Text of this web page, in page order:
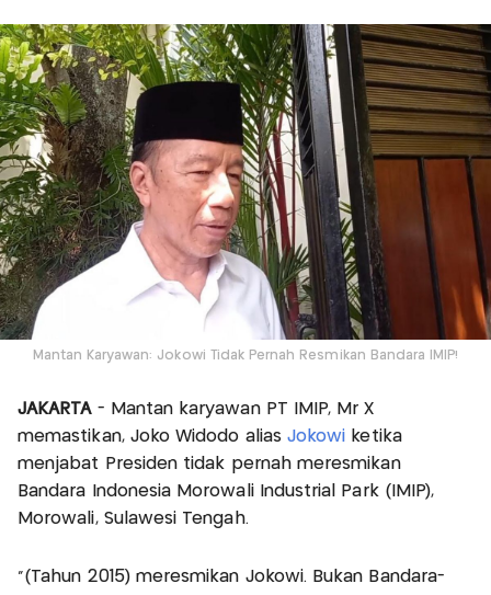
Mantan Karyawan: Jokowi Tidak Pernah Resmikan Bandara IMIP!
JAKARTA- Mantan karyawan PT IMIP, Mr X
memastikan, Joko Widodo alias Jokowi ketika
menjabat Presiden tidak pernah meresmikan
Bandara Indonesia Morowali Industrial Park (IMIP),
Morowali, Sulawesi Tengah.
"(Tahun 2015) meresmikan Jokowi. Bukan Bandara-